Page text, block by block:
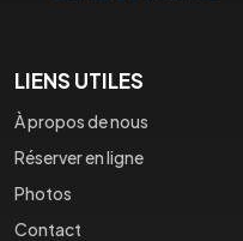
LIENS UTILES
À propos de nous
Réserver en ligne
Photos
Contact